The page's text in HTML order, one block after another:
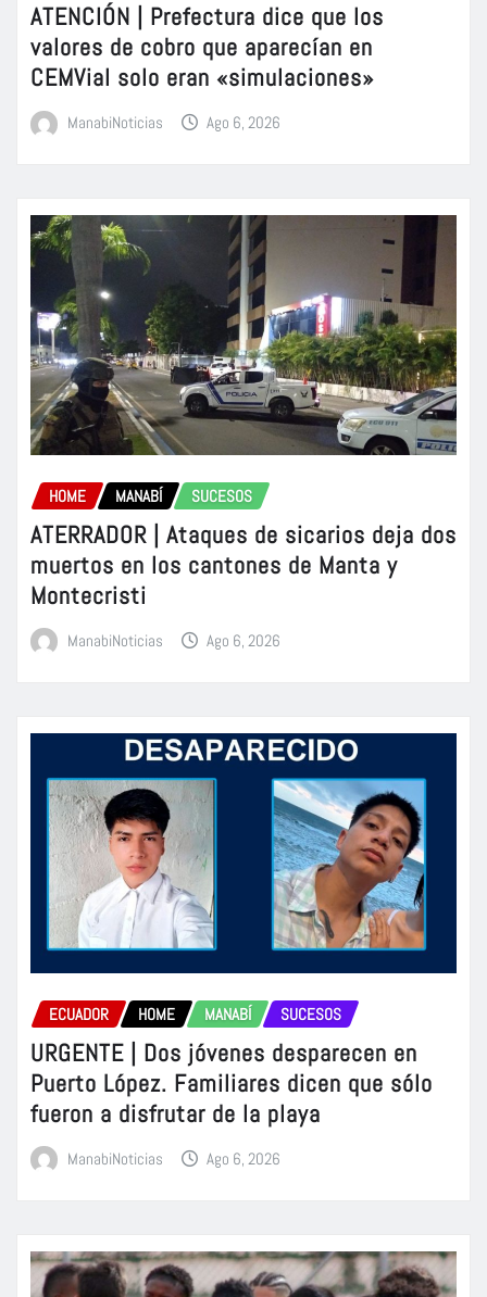
ATENCIÓN | Prefectura dice que los
valores de cobro que aparecían en
CEMVial solo eran «simulaciones»
ManabiNoticias Ago 6, 2026
HOME MANABÍ SUCESOS
ATERRADOR | Ataques de sicarios deja dos
muertos en los cantones de Manta y
Montecristi
ManabiNoticias Ago 6, 2026
ECUADOR HOME MANABÍ SUCESOS
URGENTE | Dos jóvenes desparecen en
Puerto López. Familiares dicen que sólo
fueron a disfrutar de la playa
ManabiNoticias Ago 6, 2026